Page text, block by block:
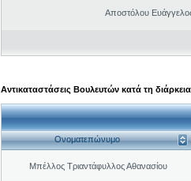
Αποστόλου
Αντικαταστάσεις Βουλευτών κατά τη
Ονοματεπώνυμο
Μπέλλος Τριαντάφυλλος Αθανασίου